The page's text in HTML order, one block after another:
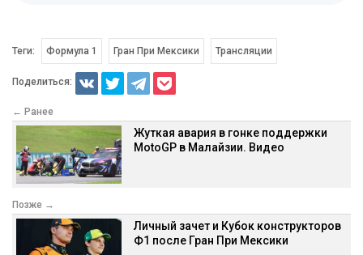
Теги: Формула 1 Гран При Мексики Трансляции
Поделиться:
← Ранее
Жуткая авария в гонке поддержки
MotoGP в Малайзии. Видео
Позже →
Личный зачет и Кубок конструкторов
Ф1 после Гран При Мексики